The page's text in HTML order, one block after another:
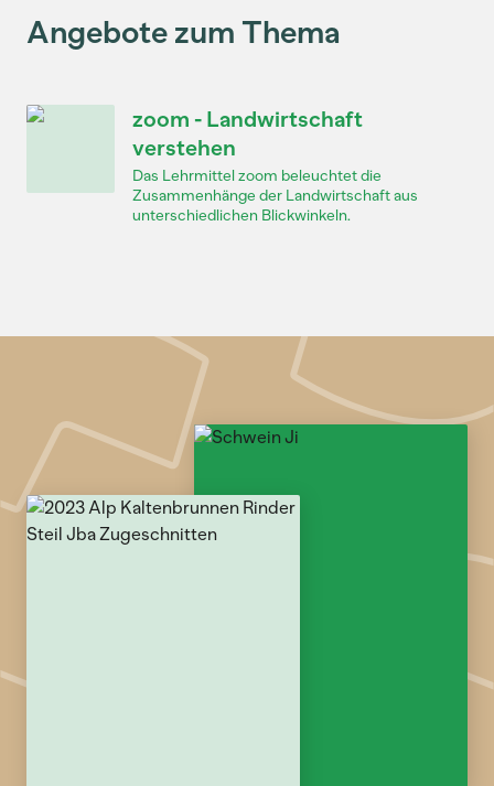
Angebote zum Thema
zoom - Landwirtschaft
verstehen
Das Lehrmittel zoom beleuchtet die
Zusammenhänge der Landwirtschaft aus
unterschiedlichen Blickwinkeln.